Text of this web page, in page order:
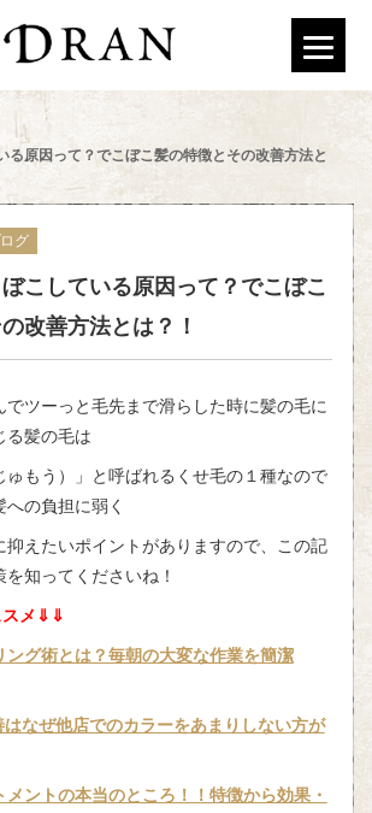
る原因って？でこぼこ髪の特徴とその改善方法と
グ
こしている原因って？でこぼこ
改善方法とは？！
でツーっと毛先まで滑らした時に髪の毛に
る髪の毛は
ゅもう）」と呼ばれるくせ毛の１種なので
の負担に弱く
抑えたいポイントがありますので、この記
知ってくださいね！
スメ⇓⇓
ング術とは？毎朝の大変な作業を簡潔
なぜ他店でのカラーをあまりしない方が
ントの本当のところ！！特徴から効果・